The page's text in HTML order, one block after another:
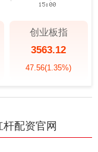
创业板指
3563.12
47.56(1.35%)
配资官网